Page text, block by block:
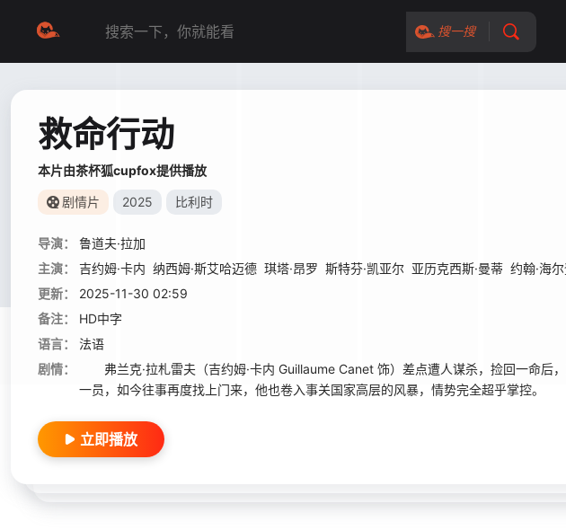
搜一搜
救命行动
本片由茶杯狐cupfox提供播放
剧情片 2025 比利时
导演：
鲁道夫·拉加
主演：
吉约姆·卡内 纳西姆·斯艾哈迈德 琪塔·昂罗 斯特芬·凯亚尔 亚历克西斯·曼蒂 约翰·海
更新：
2025-11-30 02:59
备注：
HD中字
语言：
法语
剧情：
弗兰克·拉札雷夫（吉约姆·卡内 Guillaume Canet 饰）差点遭人谋杀，捡回一命后
一员，如今往事再度找上门来，他也卷入事关国家高层的风暴，情势完全超乎掌控。
立即播放